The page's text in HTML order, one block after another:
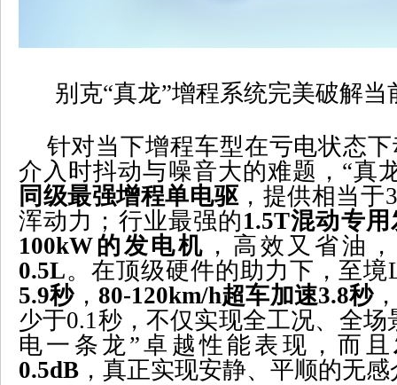
别克“真龙”增程系统完美破解
针对当下增程车型在亏电状态下
介入时抖动与噪音大的难题，“真
同级最强增程单电驱，提供相当于
浑动力；行业最强的1.5T混动专用
100kW的发电机 ，高效又省油，
0.5L。在顶级硬件的助力下，至境
5.9秒， 80-120km/h超车加速3.8秒
少于0.1秒，不仅实现全工况、全场
电一条龙”卓越性能表现，而且
0.5dB ，真正实现安静、平顺的无